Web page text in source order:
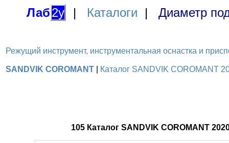
Лаб2у | Каталоги | Диаметр
Режущий инструмент, инструментальная оснастка и
SANDVIK COROMANT Каталог SANDVIK COROMANT
105 Каталог SANDVIK COROMANT